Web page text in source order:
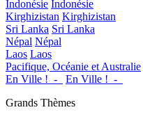
Indonésie Indonésie
Kirghizistan Kirghizistan
Sri Lanka Sri Lanka
Népal Népal
Laos Laos
Pacifique, Océanie et Australie
En Ville !_-_
En Ville !_-_
Grands Thèmes